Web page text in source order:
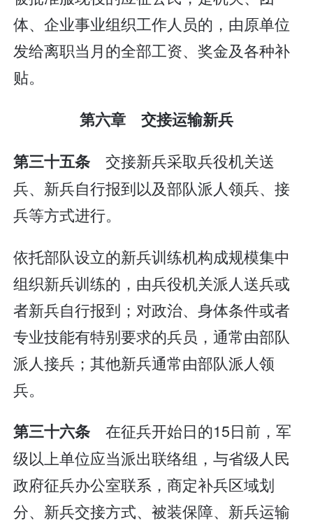
体、企业事业组织工作人员的，由原单位
发给离职当月的全部工资、奖金及各种补
贴。
第六章 交接运输新兵
第三十五条 交接新兵采取兵役机关送
兵、新兵自行报到以及部队派人领兵、接
兵等方式进行。
依托部队设立的新兵训练机构成规模集中
组织新兵训练的，由兵役机关派人送兵或
者新兵自行报到；对政治、身体条件或者
专业技能有特别要求的兵员，通常由部队
派人接兵；其他新兵通常由部队派人领
兵。
第三十六条 在征兵开始日的15日前，军
级以上单位应当派出联络组，与省级人民
政府征兵办公室联系，商定补兵区域划
分、新兵交接方式、被装保障、新兵运输